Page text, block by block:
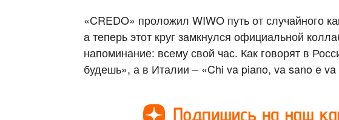
«CREDO» проложил WIWO путь от случайного
а теперь этот круг замкнулся официальной
напоминание: всему свой час. Как говорят в
будешь», а в Италии – «Chi va piano, va sano e va